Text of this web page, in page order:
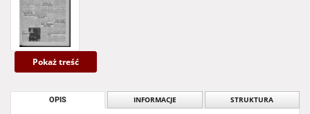
Pokaż treść
OPIS INFORMACJE STRUKTURA